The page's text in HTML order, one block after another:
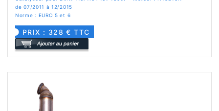
de 07/2011 à 12/2015
Norme : EURO 5 et 6
PRIX : 328 € TTC